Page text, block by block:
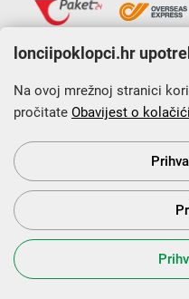
Krajnji primatelj
Europskog fonda za
programa
lonciipoklopci.hr
Na ovoj mrežnoj stranici
pročitate Obavijest o